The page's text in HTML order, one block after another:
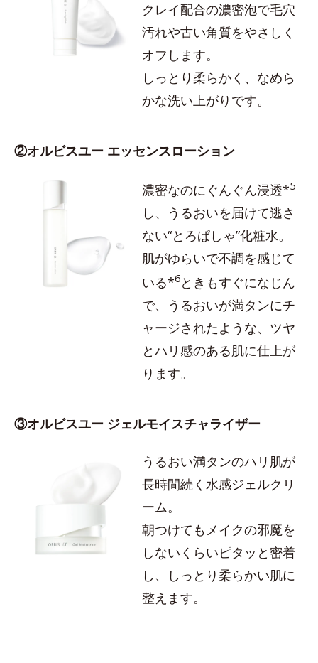
クレイ配合の濃密泡で毛穴
汚れや古い角質をやさしく
オフします。
しっとり柔らかく、なめら
かな洗い上がりです。
②オルビスユー エッセンスローション
濃密なのにぐんぐん浸透*5
し、うるおいを届けて逃さ
ない“とろぱしゃ”化粧水。
肌がゆらいで不調を感じて
いる*6ときもすぐになじん
で、うるおいが満タンにチ
ャージされたような、ツヤ
とハリ感のある肌に仕上が
ります。
③オルビスユー ジェルモイスチャライザー
うるおい満タンのハリ肌が
長時間続く水感ジェルクリ
ーム。
朝つけてもメイクの邪魔を
しないくらいピタッと密着
し、しっとり柔らかい肌に
整えます。